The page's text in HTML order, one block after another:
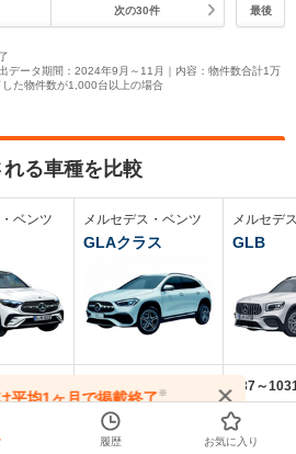
次の30件 最後
データ期間：2024年9月～11月｜内容：物件数合計1万
た物件数が1,000台以上の場合
る車種を比較
ベンツ メルセデス・ベンツ
GLAクラス
495～806万円
437万円
メルセデ
GLB
737～
570.9万円
平均1ヶ月で掲載終了※
にお問い合わせください
履歴 お気に入り